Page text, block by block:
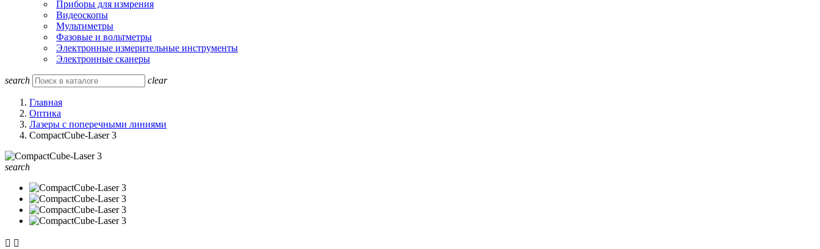
Приборы для измрения
Видеоскопы
Мультиметры
Фазовые и вольтметры
Электронные измерительные инструменты
Электронные сканеры
search clear
Главная
Оптика
Лазеры с поперечными линиями
CompactCube-Laser 3
search
 